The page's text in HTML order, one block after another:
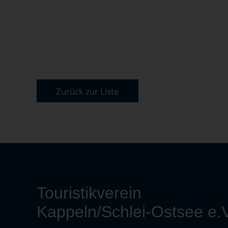
Zurück zur Liste
Touristikverein
Kappeln/Schlei-Ostsee